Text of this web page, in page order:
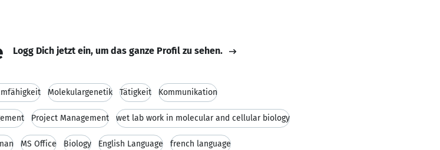
Logg Dich jetzt ein, um das ganze Profil zu sehen.
Molekulargenetik Tätigkeit Kommunikation
Project Management wet lab work in molecular and cellular biology
MS Office Biology English Language french language